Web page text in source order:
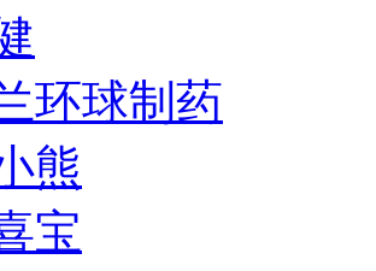
环球制药
熊
宝